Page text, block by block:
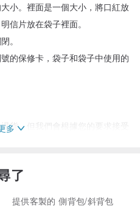
小。裡面是一個大小，將口紅放
信片放在袋子裡面。
。
的保修卡，袋子和袋子中使用的
貨，但我們會根據您的要求接受
多
了
提供客製的 側背包/斜背包